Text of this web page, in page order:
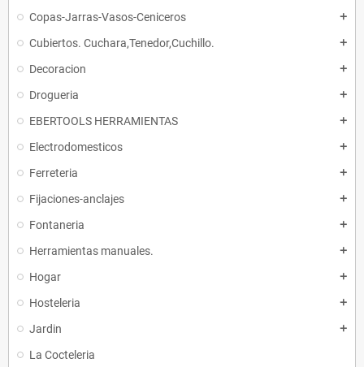
Copas-Jarras-Vasos-Ceniceros add
Cubiertos. Cuchara,Tenedor,Cuchillo. add
Decoracion add
Drogueria add
EBERTOOLS HERRAMIENTAS add
Electrodomesticos add
Ferreteria add
Fijaciones-anclajes add
Fontaneria add
Herramientas manuales. add
Hogar add
Hosteleria add
Jardin add
La Cocteleria